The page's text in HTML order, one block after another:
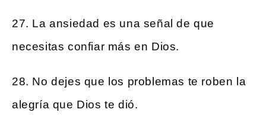
27. La ansiedad es una señal de que
necesitas confiar más en Dios.
28. No dejes que los problemas te roben la
alegría que Dios te dió.